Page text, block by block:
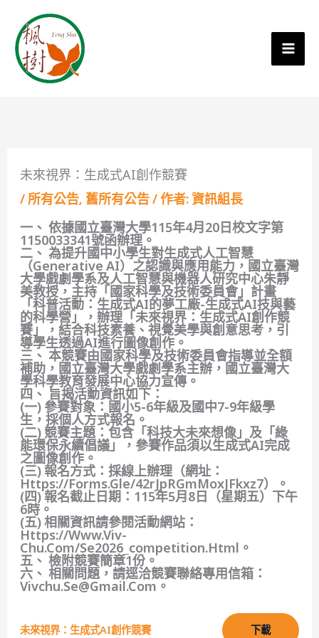
未來視界：生成式AI創作競賽
/所有公告, 舊所有公告/ 作者:資訊組長
一、 依據國立臺灣大學115年4月20日校文字第
1150033341號函辦理。
二、 為提升國中小學生對生成式人工智慧
（Generative AI）之認識與應用能力，國立臺灣
大學戲劇學系及人工智慧與機器人研究中心朱靜
美教授，主持「國家科學及技術委員會」計畫
「科普活動：生成式AI的夢工廠-生成式AI技與藝
的科學營」，辦理「未來視界：生成式AI創作競
賽」，結合科技素養、視覺美學與創意思考，引
導學生透過AI進行圖像創作。
三、 本競賽由國家科學及技術委員會指導並全額
補助，國立臺灣大學戲劇學系主辦，國立臺灣大
學科學教育發展中心協力宣傳。
四、 旨揭活動資訊如下：
(一) 參賽對象：國小5-6年級及國中7-9年級學
生，採個人方式報名。
(二) 競賽主題：包含「科技大未來想像」及「綠
能環保永續倡議」，參賽作品須以生成式AI完成
之圖像創作。
(三) 報名方式：採線上辦理（網址：
Https://forms.gle/42rJpRGmMoxJFkxz7）。
(四) 報名截止日期：115年5月8日（星期五）下午
6時。
(五) 相關資訊請參閱活動網站：
Https://www.viv-
Chu.com/se2026_competition.html。
五、 檢附競賽簡章1份。
六、 相關問題，請逕洽競賽聯絡專用信箱：
Vivchu.se@gmail.com。
未來視界：生成式AI創作競賽 下載